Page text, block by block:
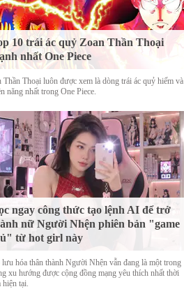
10 trái ác quỷ Zoan Thần Thoại
nhất One Piece
Thần Thoại luôn được xem là dòng trái ác quỷ hiếm và
năng nhất trong One Piece.
ngay công thức tạo lệnh AI để trở
nữ Người Nhện phiên bản "game
từ hot girl này
lưu hóa thân thành Người Nhện vẫn đang là một trong
xu hướng được cộng đồng mạng yêu thích nhất thời
hiện tại.